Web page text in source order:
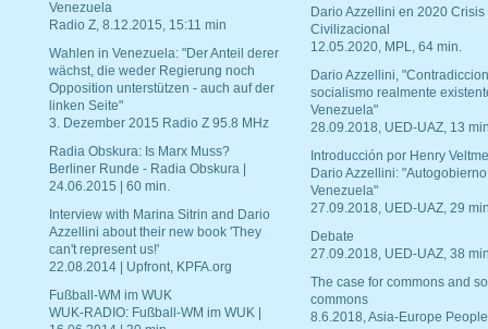
Venezuela
Radio Z, 8.12.2015, 15:11 min
Wahlen in Venezuela: "Der Anteil derer
wächst, die weder Regierung noch
Opposition unterstützen - auch auf der
linken Seite"
3. Dezember 2015 Radio Z 95.8 MHz
Radia Obskura: Is Marx Muss?
Berliner Runde - Radia Obskura |
24.06.2015 | 60 min.
Interview with Marina Sitrin and Dario
Azzellini about their new book 'They
can't represent us!'
22.08.2014 | Upfront, KPFA.org
Fußball-WM im WUK
WUK-RADIO: Fußball-WM im WUK |
Dario Azzellini en 2020 Crisis
Civilizacional
12.05.2020, MPL, 64 min.
Dario Azzellini,
socialismo realmente
Venezuela"
28.09.2018, UED-UAZ, 13
Introducción por Henry
Dario Azzellini:
Venezuela"
27.09.2018, UED-UAZ, 29
Debate
27.09.2018, UED-UAZ, 38
The case for commons and
commons
8.6.2018, Asia-Europe